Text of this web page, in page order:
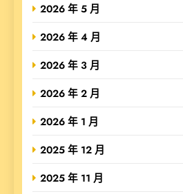
2026 年 5 月
2026 年 4 月
2026 年 3 月
2026 年 2 月
2026 年 1 月
2025 年 12 月
2025 年 11 月